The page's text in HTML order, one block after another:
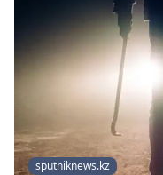
sputniknews.kz